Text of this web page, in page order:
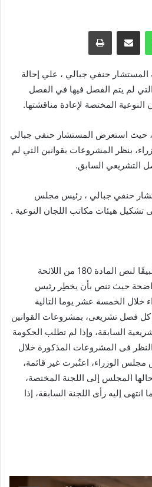
واتساب مشاركة عبر البريد طباعة
حنفي جبالي ، علي إحالة
لم يتم الفصل فيها في الفصل
النوعية المختصة لإعادة مناقشتها.
حيث استعرض المستشار حنفي جبالي
بنظر المشروعات بقوانين التي لم
التشريعي السابق.
حنفي جبالي ، رئيس مجلس
تشكيل هيئات مكاتب اللجان النوعية .
وأوضح جبالي أن ذلك جاء تطبيقًا لنص المادة 180 من اللائحة
حيث تنص بأن يخطِر رئيس
الخمسة عشر يوما التالية
كل فصل تشريعى، بمشروعات القوانين
السابقة، وإذا لم تطلب الحكومة
فى المشروعات المذكورة خلال
الوزراء، اعتُبرت غير قائمة،
المجلس إلى اللجنة المختصة،
إليه رأى اللجنة السابقة، إذا